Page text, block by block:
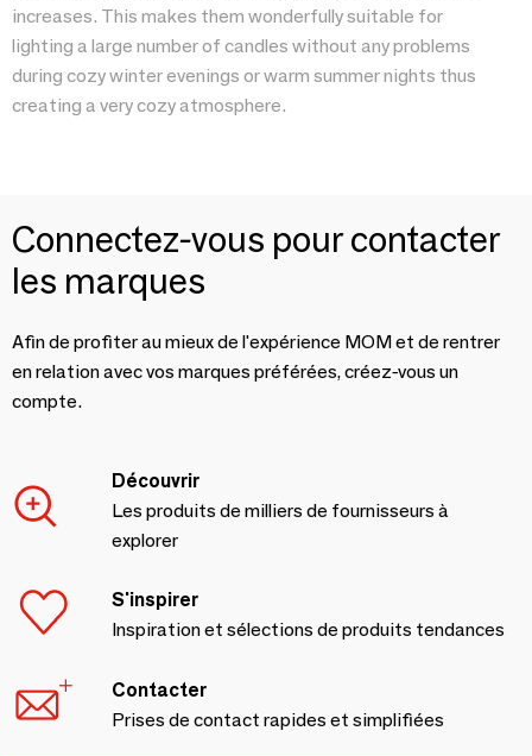
increases. This makes them wonderfully suitable for
lighting a large number of candles without any problems
during cozy winter evenings or warm summer nights thus
creating a very cozy atmosphere.
Connectez-vous pour contacter
les marques
Afin de profiter au mieux de l'expérience MOM et de rentrer
en relation avec vos marques préférées, créez-vous un
compte.
Découvrir
Les produits de milliers de fournisseurs à
explorer
S'inspirer
Inspiration et sélections de produits tendances
Contacter
Prises de contact rapides et simplifiées